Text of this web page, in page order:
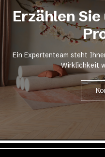
Erzählen
Ein Expertenteam steht
Wirklichkeit